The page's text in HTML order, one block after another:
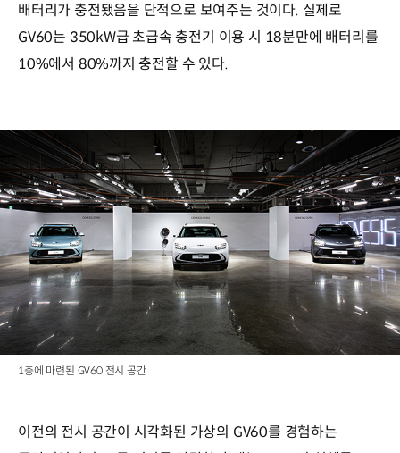
배터리가 충전됐음을 단적으로 보여주는 것이다. 실제로
GV60는 350kW급 초급속 충전기 이용 시 18분만에 배터리를
10%에서 80%까지 충전할 수 있다.
1층에 마련된 GV60 전시 공간
이전의 전시 공간이 시각화된 가상의 GV60를 경험하는